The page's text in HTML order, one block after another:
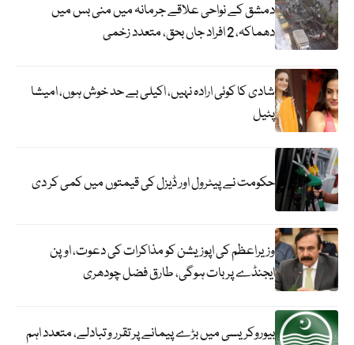
دمشق کے نواحی علاقے جرمانہ میں منی بس میں
دھماکہ، 2 افراد جاں بحق، متعدد زخمی
شادی کا کوئی ارادہ نہیں، اکیلی بے حد خوش ہوں، امیشا
پٹیل
حکومت نے پیٹرول اور ڈیزل کی قیمتوں میں کمی کر دی
وزیراعظم کی اپوزیشن کو مذاکرات کی دعوت، اوپن
ایجنڈے پر بات ہوگی، طارق فضل چودھری
بیوروکریسی میں بڑے پیمانے پر تقرر و تبادلے، متعدد اہم